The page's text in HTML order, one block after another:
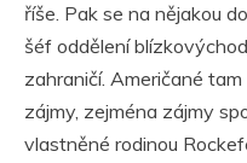
říše. Pak se na nějakou
šéf oddělení
zahraničí. Američané
zájmy, zejména zájmy
vlastněné rodinou